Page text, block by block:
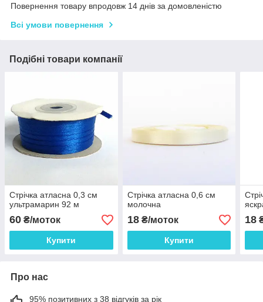
Повернення товару впродовж 14 днів за домовленістю
Всі умови повернення
Подібні товари компанії
Стрічка атласна 0,3 см
ультрамарин 92 м
60 ₴/моток
Купити
Стрічка атласна 0,6 см
молочна
18₴/моток
Купити
18
Про нас
95% позитивних з 38 відгуків за рік